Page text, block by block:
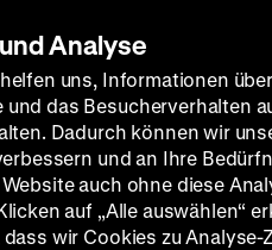
Analyse
uns, Informationen
und das Besucherverhalten
Dadurch können wir
und an Ihre
auch ohne diese
auf „Alle auswählen“
wir Cookies zu Analyse-